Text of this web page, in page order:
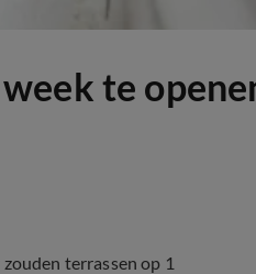
te
terrassen op 1